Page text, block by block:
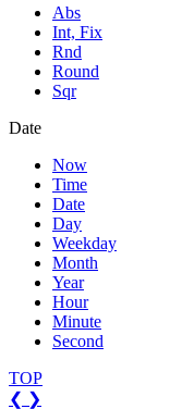
Abs
Int, Fix
Rnd
Round
Sqr
Date
Now
Time
Date
Day
Weekday
Month
Year
Hour
Minute
Second
TOP
❮ ❯